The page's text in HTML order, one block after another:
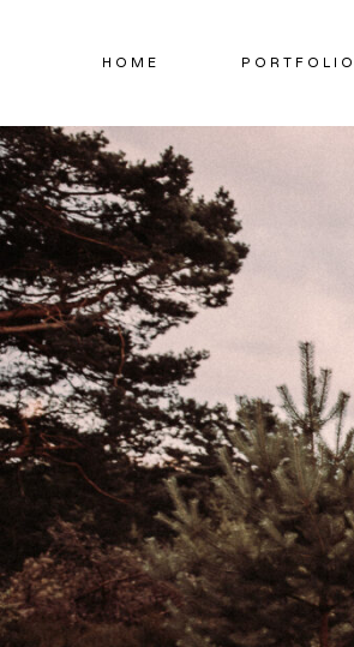
HOME PORTFOLIO